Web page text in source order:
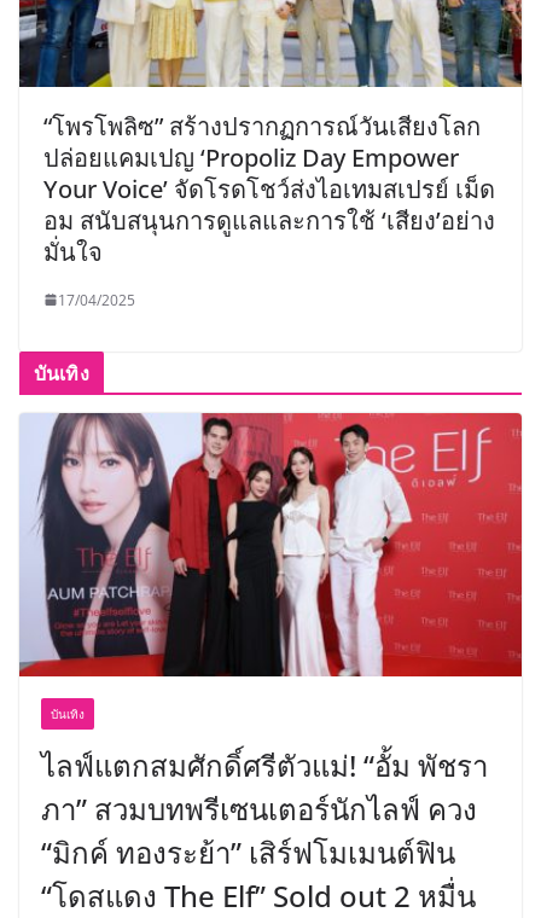
“โพรโพลิซ” สร้างปรากฏการณ์วันเสียงโลก
ปล่อยแคมเปญ ‘Propoliz Day Empower
Your Voice’ จัดโรดโชว์ส่งไอเทมสเปรย์ เม็ด
อม สนับสนุนการดูแลและการใช้ ‘เสียง’อย่าง
มั่นใจ
17/04/2025
บันเทิง
บันเทิง
ไลฟ์แตกสมศักดิ์ศรีตัวแม่! “อั้ม พัชรา
ภา” สวมบทพรีเซนเตอร์นักไลฟ์ ควง
“มิกค์ ทองระย้า” เสิร์ฟโมเมนต์ฟิน
“โดสแดง The Elf” Sold out 2 หมื่น